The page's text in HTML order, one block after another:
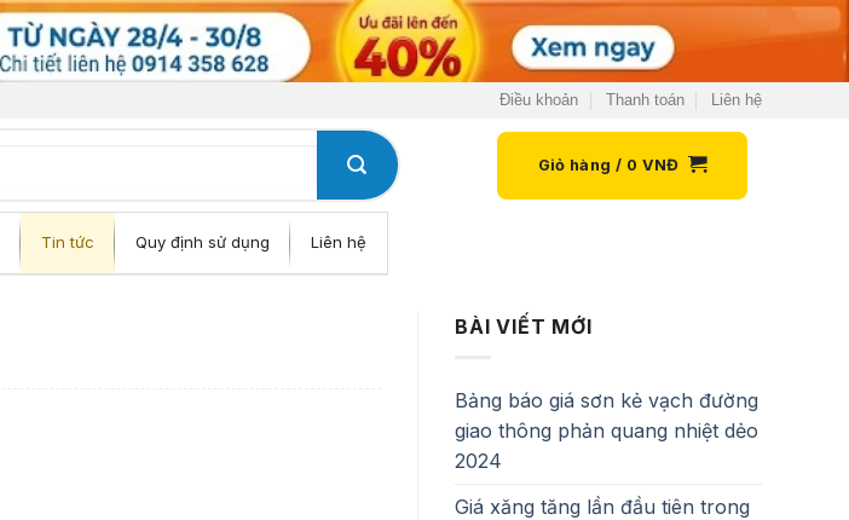
Điều khoản Thanh toán Liên hệ
Giỏ hàng / 0 VNĐ
Tin tức Quy định sử dụng Liên hệ
BÀI VIẾT MỚI
Bảng báo giá sơn kẻ vạch đường
giao thông phản quang nhiệt dẻo
2024
Giá xăng tăng lần đầu tiên trong